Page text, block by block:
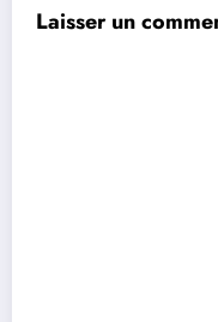
Laisser un